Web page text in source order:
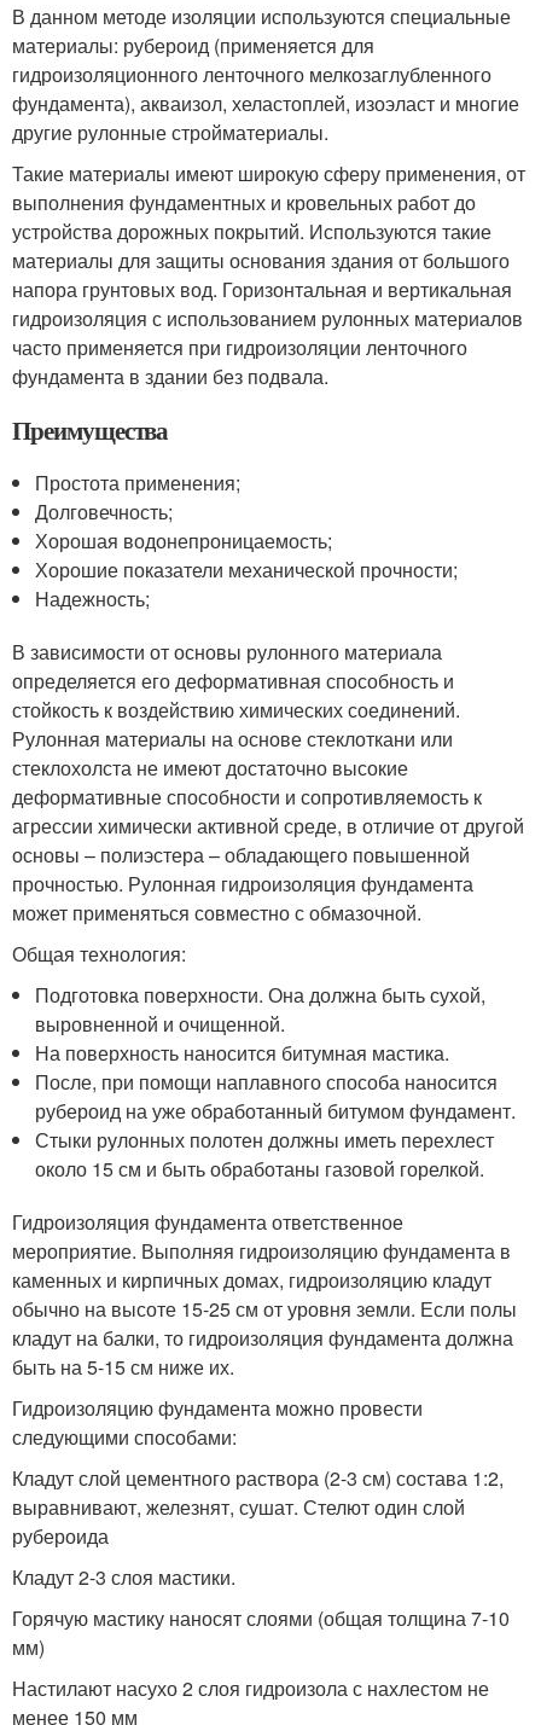
В данном методе изоляции используются специальные
материалы: рубероид (применяется для
гидроизоляционного ленточного мелкозаглубленного
фундамента), акваизол, хеластоплей, изоэласт и многие
другие рулонные стройматериалы.
Такие материалы имеют широкую сферу применения, от
выполнения фундаментных и кровельных работ до
устройства дорожных покрытий. Используются такие
материалы для защиты основания здания от большого
напора грунтовых вод. Горизонтальная и вертикальная
гидроизоляция с использованием рулонных материалов
часто применяется при гидроизоляции ленточного
фундамента в здании без подвала.
Преимущества
Простота применения;
Долговечность;
Хорошая водонепроницаемость;
Хорошие показатели механической прочности;
Надежность;
В зависимости от основы рулонного материала
определяется его деформативная способность и
стойкость к воздействию химических соединений.
Рулонная материалы на основе стеклоткани или
стеклохолста не имеют достаточно высокие
деформативные способности и сопротивляемость к
агрессии химически активной среде, в отличие от другой
основы – полиэстера – обладающего повышенной
прочностью. Рулонная гидроизоляция фундамента
может применяться совместно с обмазочной.
Общая технология:
Подготовка поверхности. Она должна быть сухой,
выровненной и очищенной.
На поверхность наносится битумная мастика.
После, при помощи наплавного способа наносится
рубероид на уже обработанный битумом фундамент.
Стыки рулонных полотен должны иметь перехлест
около 15 см и быть обработаны газовой горелкой.
Гидроизоляция фундамента ответственное
мероприятие. Выполняя гидроизоляцию фундамента в
каменных и кирпичных домах, гидроизоляцию кладут
обычно на высоте 15-25 см от уровня земли. Если полы
кладут на балки, то гидроизоляция фундамента должна
быть на 5-15 см ниже их.
Гидроизоляцию фундамента можно провести
следующими способами:
Кладут слой цементного раствора (2-3 см) состава 1:2,
выравнивают, железнят, сушат. Стелют один слой
рубероида
Кладут 2-3 слоя мастики.
Горячую мастику наносят слоями (общая толщина 7-10
мм)
Настилают насухо 2 слоя гидроизола с нахлестом не
менее 150 мм